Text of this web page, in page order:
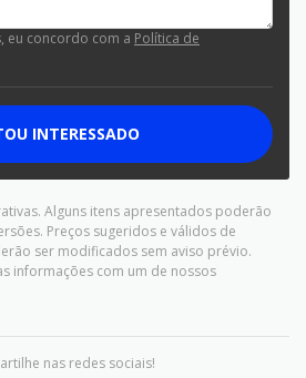
eu concordo com a Política de
INTERESSADO
Alguns itens apresentados poderão
Preços sugeridos e válidos de
ser modificados sem aviso prévio.
informações com um de nossos
nas redes sociais!